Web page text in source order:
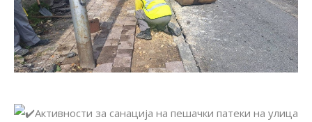
Активности за санација на пешачки патеки на улица